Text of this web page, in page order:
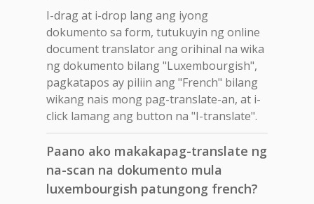
I-drag at i-drop lang ang iyong
dokumento sa form, tutukuyin ng online
document translator ang orihinal na wika
ng dokumento bilang "Luxembourgish",
pagkatapos ay piliin ang "French" bilang
wikang nais mong pag-translate-an, at i-
click lamang ang button na "I-translate".
Paano ako makakapag-translate ng
na-scan na dokumento mula
luxembourgish patungong french?